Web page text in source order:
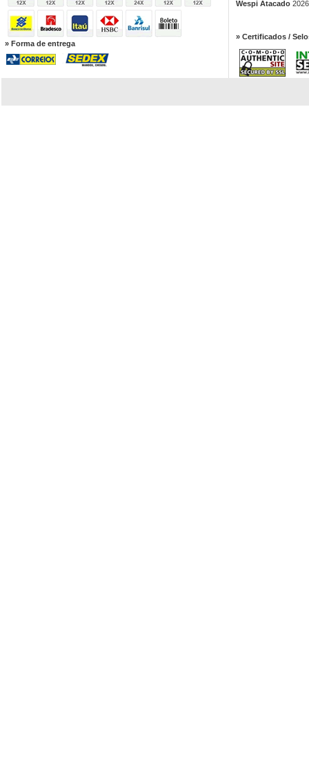
» Forma de entrega
Wespi Atacado
» Certificados /